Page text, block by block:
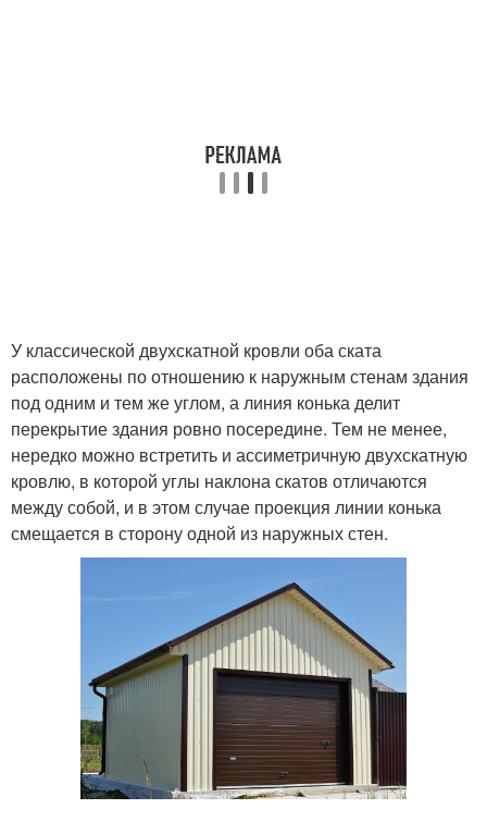
У классической двухскатной кровли оба ската
расположены по отношению к наружным стенам здания
под одним и тем же углом, а линия конька делит
перекрытие здания ровно посередине. Тем не менее,
нередко можно встретить и ассиметричную двухскатную
кровлю, в которой углы наклона скатов отличаются
между собой, и в этом случае проекция линии конька
смещается в сторону одной из наружных стен.